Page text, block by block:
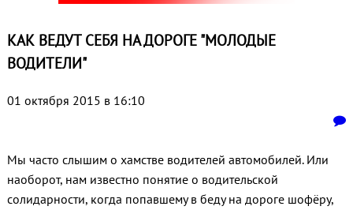
КАК ВЕДУТ СЕБЯ НА ДОРОГЕ "МОЛОДЫЕ
ВОДИТЕЛИ"
01 октября 2015 в 16:10
Мы часто слышим о хамстве водителей автомобилей. Или
наоборот, нам известно понятие о водительской
солидарности, когда попавшему в беду на дороге шофёру,